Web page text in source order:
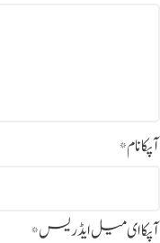
آپکا نام*
آپکا ای میل ایڈریس*